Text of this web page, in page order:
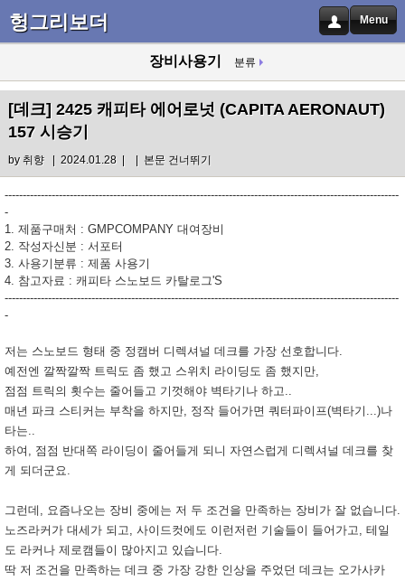
헝그리보더 Menu
장비사용기 분류
[데크] 2425 캐피타 에어로넛 (CAPITA AERONAUT)
157 시승기
by취향| 2024.01.28 | | 본문 건너뛰기
-------------------------------------------------------------------------------------------------------------
-
1. 제품구매처 : GMPCOMPANY 대여장비
2. 작성자신분 : 서포터
3. 사용기분류 : 제품 사용기
4. 참고자료 : 캐피타 스노보드 카탈로그'S
-------------------------------------------------------------------------------------------------------------
-
저는 스노보드 형태 중 정캠버 디렉셔널 데크를 가장 선호합니다.
예전엔 깔짝깔짝 트릭도 좀 했고 스위치 라이딩도 좀 했지만,
점점 트릭의 횟수는 줄어들고 기껏해야 벽타기나 하고..
매년 파크 스티커는 부착을 하지만, 정작 들어가면 쿼터파이프(벽타기...)나
타는..
하여, 점점 반대쪽 라이딩이 줄어들게 되니 자연스럽게 디렉셔널 데크를 찾
게 되더군요.
그런데, 요즘나오는 장비 중에는 저 두 조건을 만족하는 장비가 잘 없습니다.
노즈라커가 대세가 되고, 사이드컷에도 이런저런 기술들이 들어가고, 테일
도 라커나 제로캠들이 많아지고 있습니다.
딱 저 조건을 만족하는 데크 중 가장 강한 인상을 주었던 데크는 오가사카